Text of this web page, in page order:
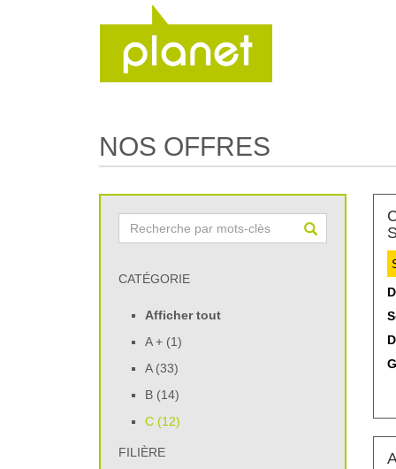
NOS OFFRES
CATÉGORIE
Afficher tout
A + (1)
A (33)
B (14)
C (12)
FILIÈRE